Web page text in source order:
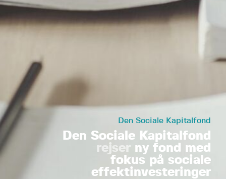
Den Sociale Kapitalfond
Den Sociale Kapitalfond
rejserny fond med
fokus på sociale
effektinvesteringer